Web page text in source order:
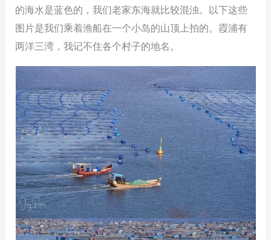
的海水是蓝色的，我们老家东海就比较混浊。以下这些
图片是我们乘着渔船在一个小岛的山顶上拍的。霞浦有
两洋三湾，我记不住各个村子的地名。